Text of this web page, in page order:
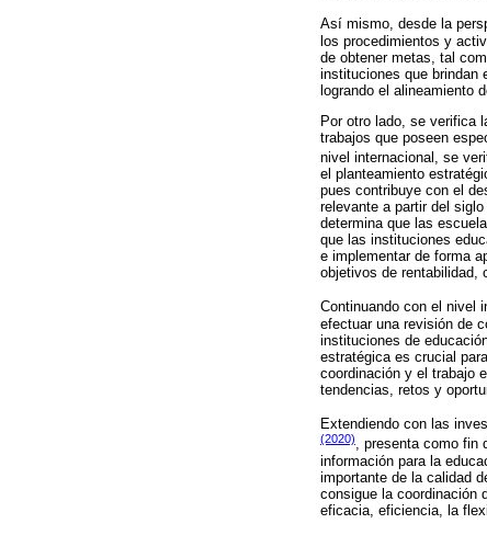
Así mismo, desde la
los procedimientos y
de obtener metas, tal
instituciones que brindan
logrando el alineamiento
Por otro lado, se verifica
trabajos que poseen
nivel internacional, se
el planteamiento
pues contribuye con el
relevante a partir del
determina que las
que las instituciones
e implementar de forma
objetivos de rentabilidad,
Continuando con el nivel
efectuar una revisión de
instituciones de
estratégica es crucial
coordinación y el trabajo
tendencias, retos y
Extendiendo con las
(2020), presenta como fin
información para la
importante de la calidad
consigue la coordinación
eficacia, eficiencia, la